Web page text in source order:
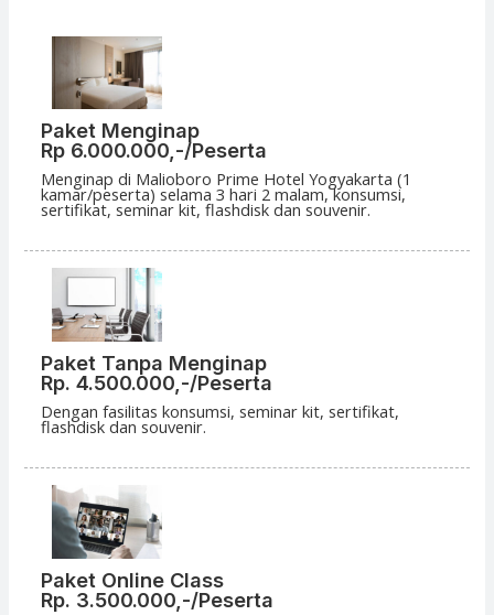
Paket Menginap
Rp 6.000.000,-/Peserta
Menginap di Malioboro Prime Hotel Yogyakarta (1
kamar/peserta) selama 3 hari 2 malam, konsumsi,
sertifikat, seminar kit, flashdisk dan souvenir.
Paket Tanpa Menginap
Rp. 4.500.000,-/Peserta
Dengan fasilitas konsumsi, seminar kit, sertifikat,
flashdisk dan souvenir.
Paket Online Class
Rp. 3.500.000,-/Peserta